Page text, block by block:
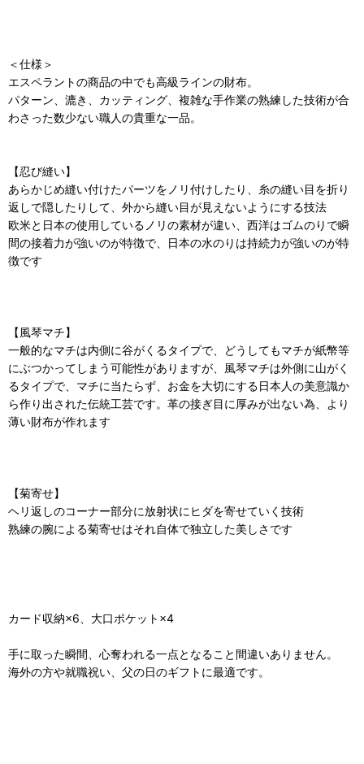
＜仕様＞
エスペラントの商品の中でも高級ラインの財布。
パターン、漉き、カッティング、複雑な手作業の熟練した技術が合
わさった数少ない職人の貴重な一品。
【忍び縫い】
あらかじめ縫い付けたパーツをノリ付けしたり、糸の縫い目を折り
返しで隠したりして、外から縫い目が見えないようにする技法
欧米と日本の使用しているノリの素材が違い、西洋はゴムのりで瞬
間の接着力が強いのが特徴で、日本の水のりは持続力が強いのが特
徴です
【風琴マチ】
一般的なマチは内側に谷がくるタイプで、どうしてもマチが紙幣等
にぶつかってしまう可能性がありますが、風琴マチは外側に山がく
るタイプで、マチに当たらず、お金を大切にする日本人の美意識か
ら作り出された伝統工芸です。革の接ぎ目に厚みが出ない為、より
薄い財布が作れます
【菊寄せ】
ヘリ返しのコーナー部分に放射状にヒダを寄せていく技術
熟練の腕による菊寄せはそれ自体で独立した美しさです
カード収納×6、大口ポケット×4
手に取った瞬間、心奪われる一点となること間違いありません。
海外の方や就職祝い、父の日のギフトに最適です。